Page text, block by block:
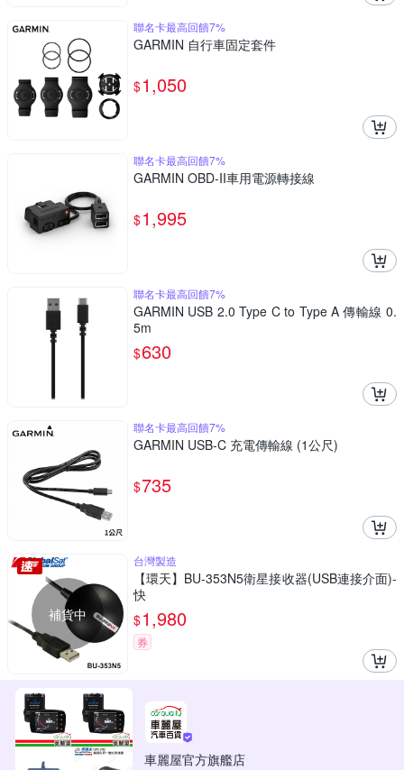
聯名卡最高回饋7%
GARMIN 自行車固定套件
$1,050
聯名卡最高回饋7%
GARMIN OBD-II車用電源轉接線
$1,995
聯名卡最高回饋7%
GARMIN USB 2.0 Type C to Type A 傳輸線 0.
5m
$630
聯名卡最高回饋7%
GARMIN USB-C 充電傳輸線 (1公尺)
$735
補貨中
台灣製造
【環天】BU-353N5衛星接收器(USB連接介面)-
快
$1,980
券
車麗屋官方旗艦店